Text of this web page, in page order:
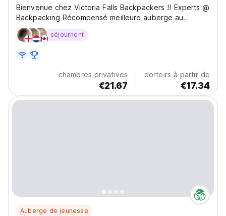
Bienvenue chez Victoria Falls Backpackers !! Experts @
Backpacking Récompensé meilleure auberge au
Zimbabwe 2013 / 2014 / 2015 / 2017/2018/2020 En
tant que voyageurs du monde entier avec plus de 20
équipe...
séjournent
chambres privatives
€21.67
dortoirs à partir de
€17.34
Auberge de jeunesse